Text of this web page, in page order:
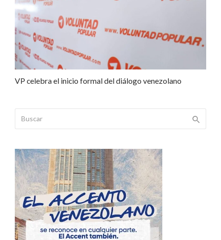
VP celebra el inicio formal del diálogo venezolano